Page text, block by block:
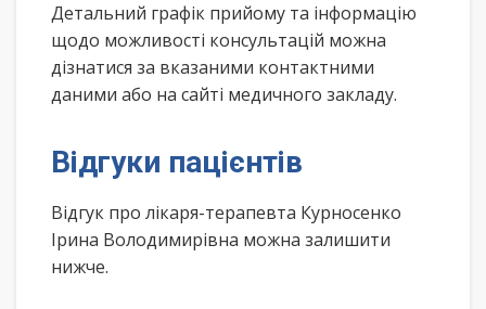
Детальний графік прийому та інформацію
щодо можливості консультацій можна
дізнатися за вказаними контактними
даними або на сайті медичного закладу.
Відгуки пацієнтів
Відгук про лікаря-терапевта Курносенко
Ірина Володимирівна можна залишити
нижче.